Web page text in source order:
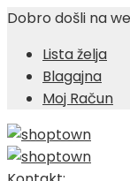
Dobro došli na
Lista želja
Blagajna
Moj Račun